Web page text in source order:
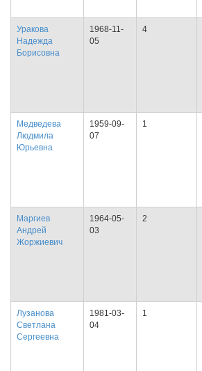
Уракова
Надежда
Борисовна
1968-11-
05
4
Медведева
Людмила
Юрьевна
1959-09-
07
1
Маргиев
Андрей
Жоржиевич
1964-05-
03
2
Лузанова
Светлана
Сергеевна
1981-03-
04
1